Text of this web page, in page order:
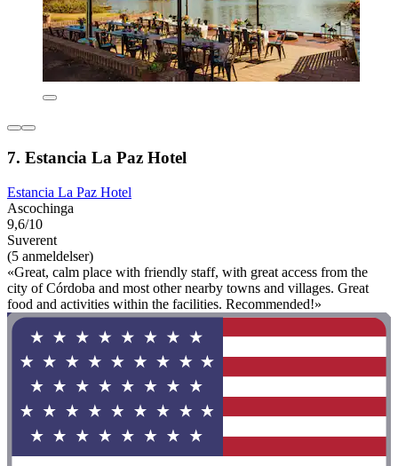
7. Estancia La Paz Hotel
Estancia La Paz Hotel
Ascochinga
9,6/10
Suverent
(5 anmeldelser)
«Great, calm place with friendly staff, with great access from the
city of Córdoba and most other nearby towns and villages. Great
food and activities within the facilities. Recommended!»